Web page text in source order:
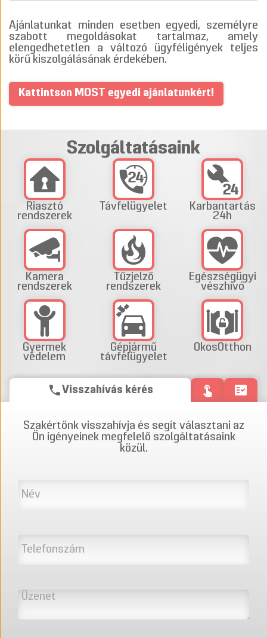
Ajánlatunkat minden esetben egyedi, személyre
szabott megoldásokat tartalmaz, amely
elengedhetetlen a változó ügyféligények teljes
körű kiszolgálásának érdekében.
Kattintson MOST egyedi ajánlatunkért!
Szolgáltatásaink
Riasztó
rendszerek
Távfelügyelet
Karbantartás
24h
Kamera
rendszerek
Tűzjelző
rendszerek
Egészségügyi
vészhívó
Gyermek
védelem
Gépjármű
távfelügyelet
OkosOtthon
phoneVisszahívás kérés touch_app fact_check
Szakértőnk visszahívja és segít választani az
Ön igényeinek megfelelő szolgáltatásaink
közül.